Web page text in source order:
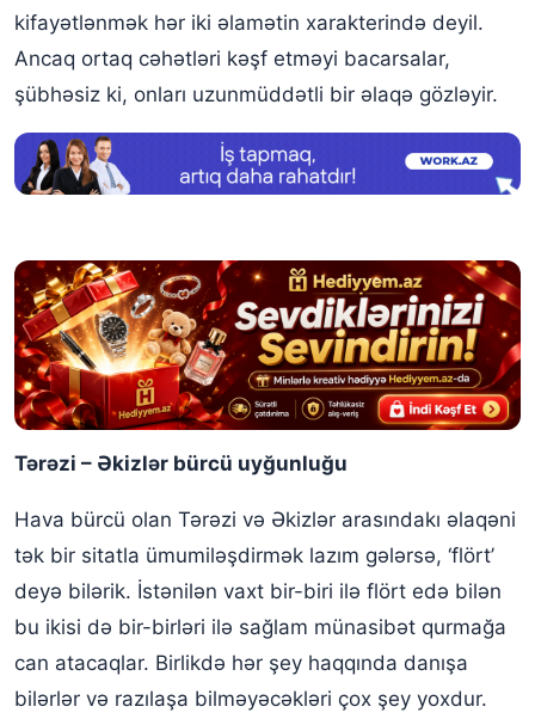
kifayətlənmək hər iki əlamətin xarakterində deyil.
Ancaq ortaq cəhətləri kəşf etməyi bacarsalar,
şübhəsiz ki, onları uzunmüddətli bir əlaqə gözləyir.
Tərəzi – Əkizlər bürcü uyğunluğu
Hava bürcü olan Tərəzi və Əkizlər arasındakı əlaqəni
tək bir sitatla ümumiləşdirmək lazım gələrsə, ‘flört’
deyə bilərik. İstənilən vaxt bir-biri ilə flört edə bilən
bu ikisi də bir-birləri ilə sağlam münasibət qurmağa
can atacaqlar. Birlikdə hər şey haqqında danışa
bilərlər və razılaşa bilməyəcəkləri çox şey yoxdur.